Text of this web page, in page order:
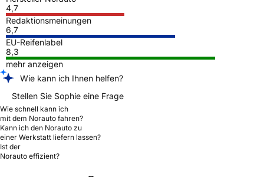
4,7
Redaktionsmeinungen
6,7
EU-Reifenlabel
8,3
mehr anzeigen
Wie kann ich Ihnen helfen?
Stellen Sie Sophie eine Frage
Wie schnell kann ich
mit dem Norauto fahren?
Kann ich den Norauto zu
einer Werkstatt liefern lassen?
Ist der
Norauto effizient?